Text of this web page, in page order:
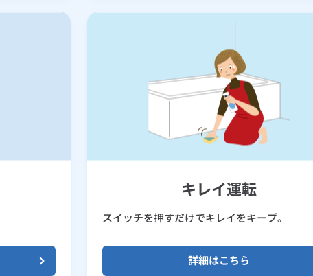
キレイ運転
スイッチを押すだけでキレイをキープ。
詳細はこちら